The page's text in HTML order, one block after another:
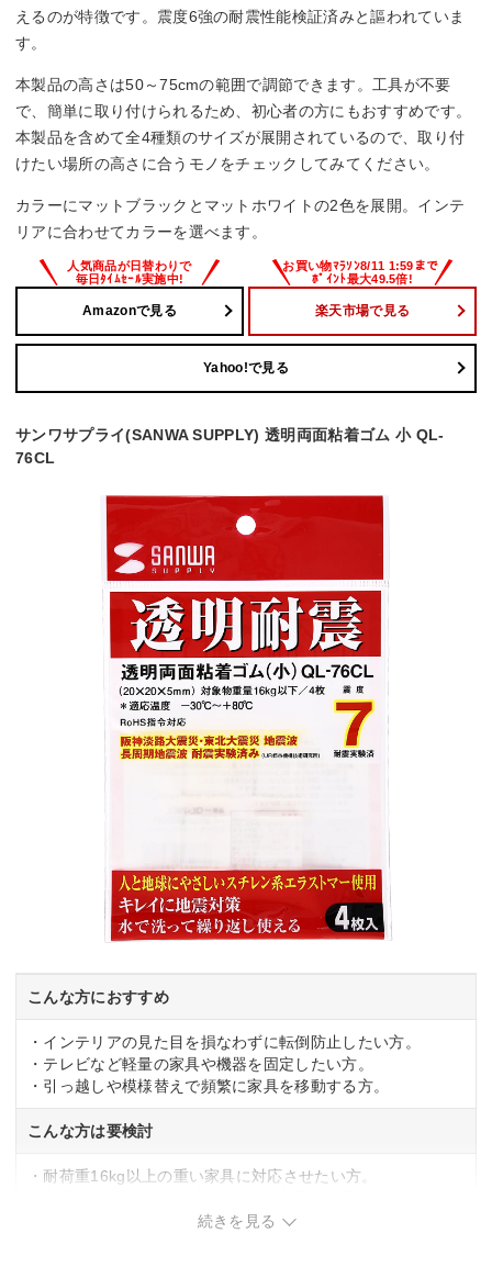
えるのが特徴です。震度6強の耐震性能検証済みと謳われていま
す。
本製品の高さは50～75cmの範囲で調節できます。工具が不要
で、簡単に取り付けられるため、初心者の方にもおすすめです。
本製品を含めて全4種類のサイズが展開されているので、取り付
けたい場所の高さに合うモノをチェックしてみてください。
カラーにマットブラックとマットホワイトの2色を展開。インテ
リアに合わせてカラーを選べます。
Amazonで見る 楽天市場で見る
Yahoo!で見る
サンワサプライ(SANWA SUPPLY) 透明両面粘着ゴム 小 QL-
76CL
こんな方におすすめ
・インテリアの見た目を損なわずに転倒防止したい方。
・テレビなど軽量の家具や機器を固定したい方。
・引っ越しや模様替えで頻繁に家具を移動する方。
こんな方は要検討
・耐荷重16kg以上の重い家具に対応させたい方。
続きを見る